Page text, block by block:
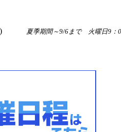
45) 夏季期間～9/6まで 火曜